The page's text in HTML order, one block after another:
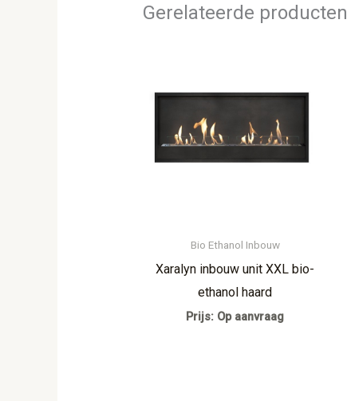
Gerelateerde producten
Bio Ethanol Inbouw
Xaralyn inbouw unit XXL bio-
ethanol haard
Prijs: Op aanvraag